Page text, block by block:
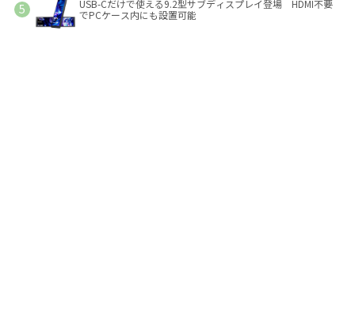
USB-Cだけで使える9.2型サブディスプレイ登場 HDMI不要
でPCケース内にも設置可能